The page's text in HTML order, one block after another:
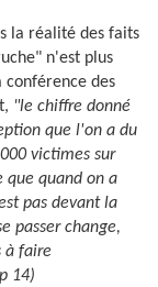
la réalité des faits
n'est plus
conférence des
"le chiffre donné
que l'on a du
victimes sur
que quand on a
pas devant la
passer change,
à faire
14)